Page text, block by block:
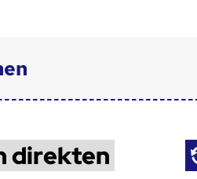
direkten